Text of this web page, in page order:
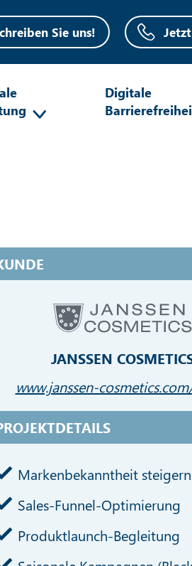
Sie uns!
Digitale
JANSSEN
www.janssen-
Markenbekanntheit steigern
Sales-Funnel-Optimierung
Produktlaunch-Begleitung